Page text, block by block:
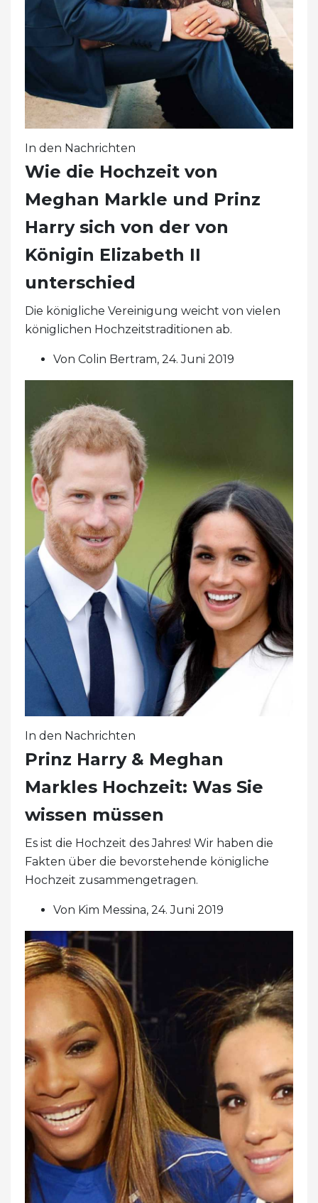
In den Nachrichten
Wie die Hochzeit von
Meghan Markle und Prinz
Harry sich von der von
Königin Elizabeth II
unterschied
Die königliche Vereinigung weicht von vielen
königlichen Hochzeitstraditionen ab.
Von Colin Bertram, 24. Juni 2019
In den Nachrichten
Prinz Harry & Meghan
Markles Hochzeit: Was Sie
wissen müssen
Es ist die Hochzeit des Jahres! Wir haben die
Fakten über die bevorstehende königliche
Hochzeit zusammengetragen.
Von Kim Messina, 24. Juni 2019